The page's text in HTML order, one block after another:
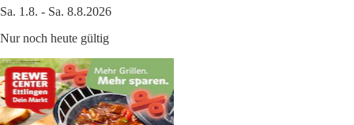
Sa. 1.8. - Sa. 8.8.2026
Nur noch heute gültig